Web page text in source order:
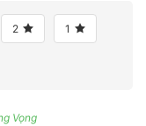
2 1
Vọng